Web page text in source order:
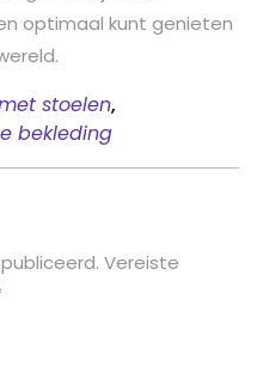
optimaal kunt genieten
stoelen,
bekleding
Vereiste